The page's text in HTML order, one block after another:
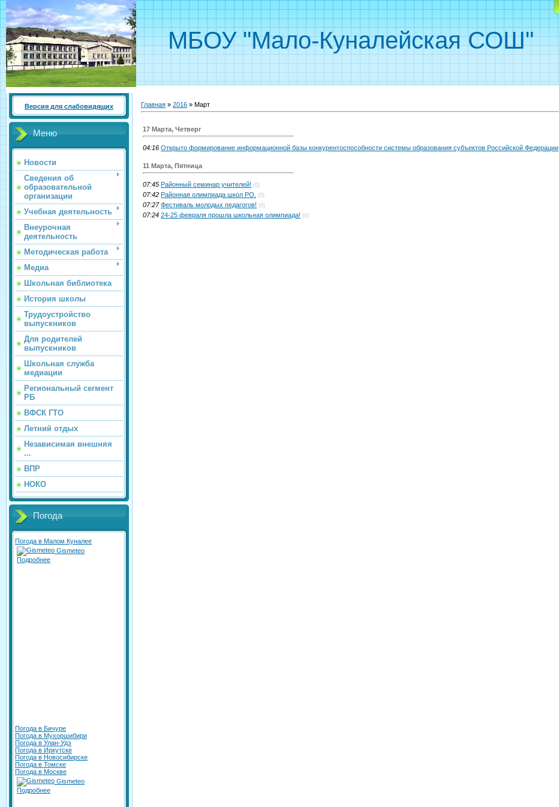
МБОУ "Мало-Куналейская СОШ"
Версия для слабовидящих
Меню
Новости
Сведения об
образовательной
организации
Учебная деятельность
Внеурочная
деятельность
Методическая работа
Медиа
Школьная библиотека
История школы
Трудоустройство
выпускников
Для родителей
выпускников
Школьная служба
медиации
Региональный сегмент
РБ
ВФСК ГТО
Летний отдых
Независимая внешняя
...
ВПР
НОКО
Погода
Погода в Малом Куналее
Gismeteo
Подробнее
Погода в Бичуре
Погода в Мухоршибири
Погода в Улан-Удэ
Погода в Иркутске
Погода в Новосибирске
Погода в Томске
Погода в Москве
Gismeteo
Подробнее
Главная » 2016 » Март
17 Марта, Четверг
04:16 Открыто формирование информационной базы конкурентоспособности системы образования субъектов Российской Федерации
11 Марта, Пятница
07:45 Районный семинар учителей! (0)
07:42 Районная олимпиада школ РО. (0)
07:27 Фестиваль молодых педагогов! (0)
07:24 24-25 февраля прошла школьная олимпиада! (0)